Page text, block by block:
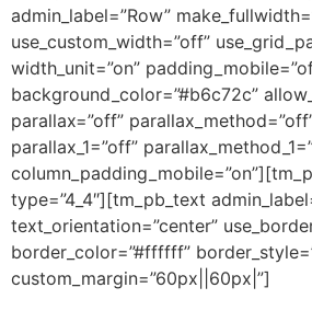
admin_label=”Row”
use_custom_width=”off”
width_unit=”on”
background_color=”#b6c72c”
parallax=”off”
parallax_1=”off”
type=”4_4″][tm_pb_text
text_orientation=”center”
border_color=”#ffffff”
custom_margin=”60px||60px|”]